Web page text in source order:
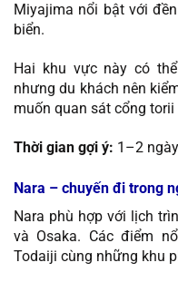
Miyajima nổi bật với
biển.
Hai khu vực này có
nhưng du khách nên
muốn quan sát cổng
Thời gian gợi ý: 1–2
Nara – chuyến đi trong
Nara phù hợp với lịch
và Osaka. Các điểm
Todaiji cùng những khu